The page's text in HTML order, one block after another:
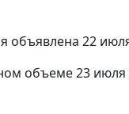
объявлена 22
объеме 23 июля